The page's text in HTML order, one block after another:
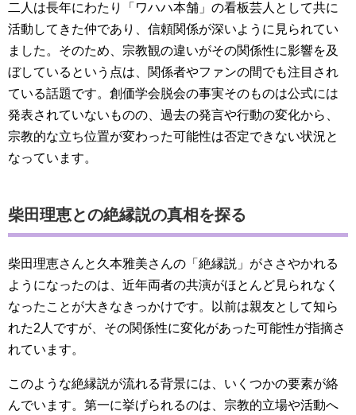
二人は長年にわたり「ワハハ本舗」の看板芸人として共に
活動してきた仲であり、信頼関係が深いように見られてい
ました。そのため、宗教観の違いがその関係性に影響を及
ぼしているという点は、関係者やファンの間でも注目され
ている話題です。創価学会脱会の事実そのものは公式には
発表されていないものの、過去の発言や行動の変化から、
宗教的な立ち位置が変わった可能性は否定できない状況と
なっています。
柴田理恵との絶縁説の真相を探る
柴田理恵さんと久本雅美さんの「絶縁説」がささやかれる
ようになったのは、近年両者の共演がほとんど見られなく
なったことが大きなきっかけです。以前は親友として知ら
れた2人ですが、その関係性に変化があった可能性が指摘さ
れています。
このような絶縁説が流れる背景には、いくつかの要素が絡
んでいます。第一に挙げられるのは、宗教的立場や活動へ